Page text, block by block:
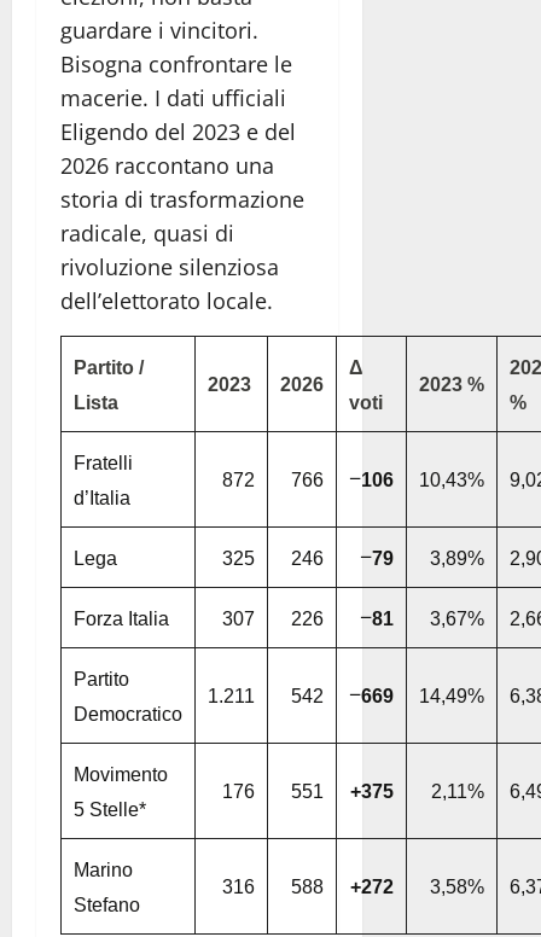
guardare i vincitori.
Bisogna confrontare le
macerie. I dati ufficiali
Eligendo del 2023 e del
2026 raccontano una
storia di trasformazione
radicale, quasi di
rivoluzione silenziosa
dell’elettorato locale.
Partito /
Lista
2023 2026
Δ
voti
2023 %
%
Fratelli
d’Italia
872 766 −106 10,43%
Lega 325 246 −79 3,89%
Forza Italia 307 226 −81 3,67%
Partito
Democratico
1.211 542 −669 14,49%
Movimento
5 Stelle*
176 551 +375 2,11%
Marino
Stefano
316 588 +272 3,58%